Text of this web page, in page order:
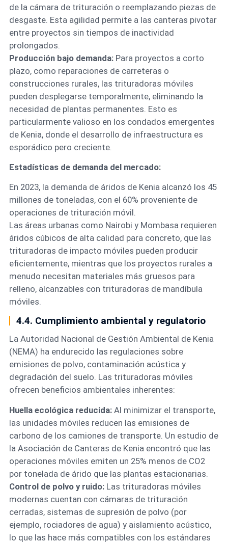
de la cámara de trituración o reemplazando piezas de
desgaste. Esta agilidad permite a las canteras pivotar
entre proyectos sin tiempos de inactividad
prolongados.
Producción bajo demanda:Para proyectos a corto
plazo, como reparaciones de carreteras o
construcciones rurales, las trituradoras móviles
pueden desplegarse temporalmente, eliminando la
necesidad de plantas permanentes. Esto es
particularmente valioso en los condados emergentes
de Kenia, donde el desarrollo de infraestructura es
esporádico pero creciente.
Estadísticas de demanda del mercado:
En 2023, la demanda de áridos de Kenia alcanzó los 45
millones de toneladas, con el 60% proveniente de
operaciones de trituración móvil.
Las áreas urbanas como Nairobi y Mombasa requieren
áridos cúbicos de alta calidad para concreto, que las
trituradoras de impacto móviles pueden producir
eficientemente, mientras que los proyectos rurales a
menudo necesitan materiales más gruesos para
relleno, alcanzables con trituradoras de mandíbula
móviles.
4.4. Cumplimiento ambiental y regulatorio
La Autoridad Nacional de Gestión Ambiental de Kenia
(NEMA) ha endurecido las regulaciones sobre
emisiones de polvo, contaminación acústica y
degradación del suelo. Las trituradoras móviles
ofrecen beneficios ambientales inherentes:
Huella ecológica reducida:Al minimizar el transporte,
las unidades móviles reducen las emisiones de
carbono de los camiones de transporte. Un estudio de
la Asociación de Canteras de Kenia encontró que las
operaciones móviles emiten un 25% menos de CO2
por tonelada de árido que las plantas estacionarias.
Control de polvo y ruido:Las trituradoras móviles
modernas cuentan con cámaras de trituración
cerradas, sistemas de supresión de polvo (por
ejemplo, rociadores de agua) y aislamiento acústico,
lo que las hace más compatibles con los estándares